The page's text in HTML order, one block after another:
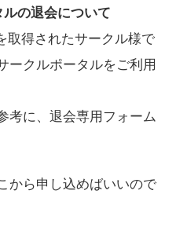
の退会について
取得されたサークル様で
ークルポータルをご利用
考に、退会専用フォーム
から申し込めばいいので